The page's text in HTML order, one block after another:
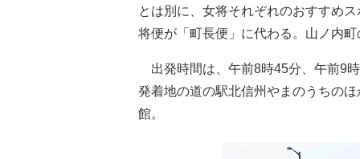
とは別に、女将それぞれのおすすめ
将便が「町長便」に代わる。山ノ内
出発時間は、午前8時45分、午前9
発着地の道の駅北信州やまのうちの
館。